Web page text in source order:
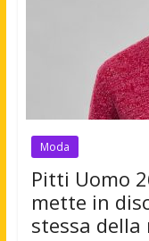
Moda
Pitti Uomo
mette in
stessa della